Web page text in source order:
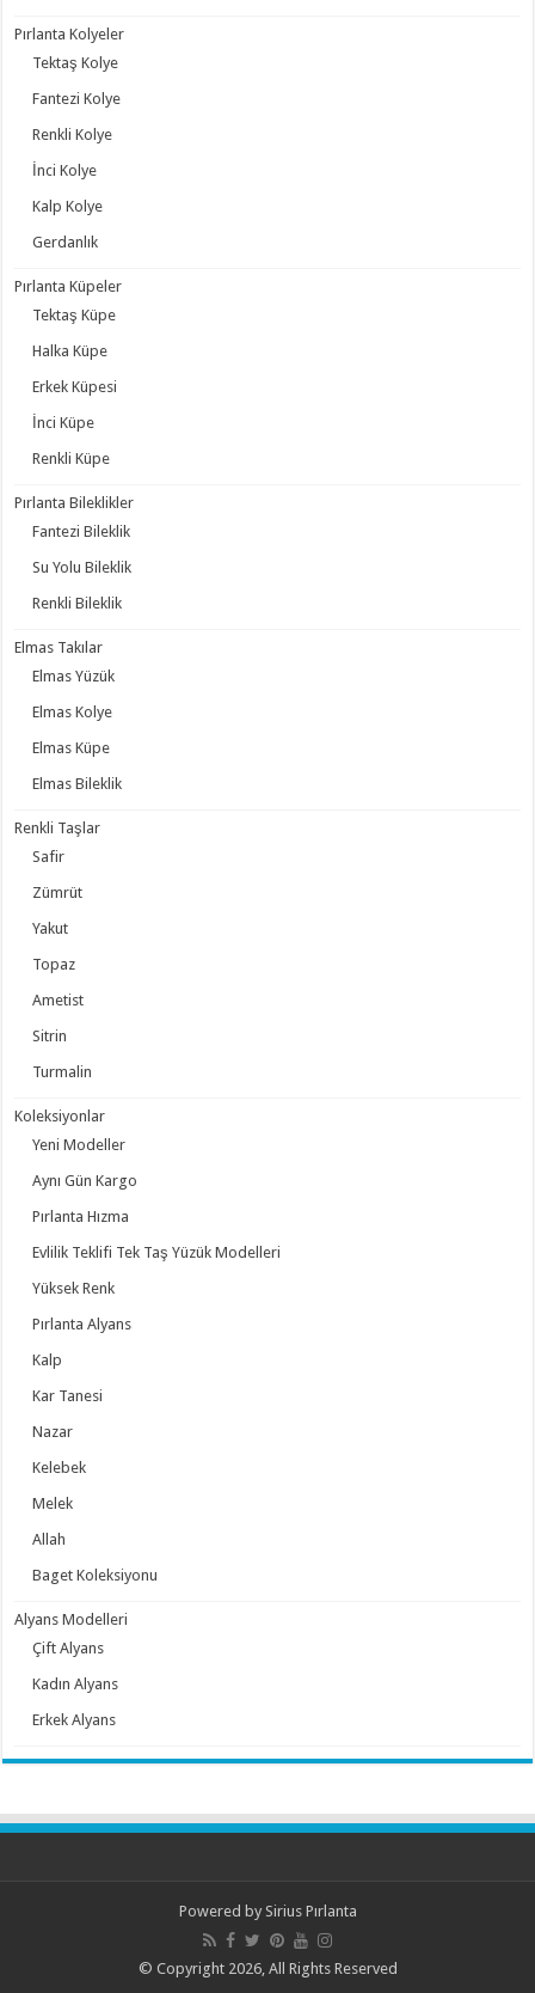
Pırlanta Kolyeler
Tektaş Kolye
Fantezi Kolye
Renkli Kolye
İnci Kolye
Kalp Kolye
Gerdanlık
Pırlanta Küpeler
Tektaş Küpe
Halka Küpe
Erkek Küpesi
İnci Küpe
Renkli Küpe
Pırlanta Bileklikler
Fantezi Bileklik
Su Yolu Bileklik
Renkli Bileklik
Elmas Takılar
Elmas Yüzük
Elmas Kolye
Elmas Küpe
Elmas Bileklik
Renkli Taşlar
Safir
Zümrüt
Yakut
Topaz
Ametist
Sitrin
Turmalin
Koleksiyonlar
Yeni Modeller
Aynı Gün Kargo
Pırlanta Hızma
Evlilik Teklifi Tek Taş Yüzük Modelleri
Yüksek Renk
Pırlanta Alyans
Kalp
Kar Tanesi
Nazar
Kelebek
Melek
Allah
Baget Koleksiyonu
Alyans Modelleri
Çift Alyans
Kadın Alyans
Erkek Alyans
Powered by Sirius Pırlanta
© Copyright 2026, All Rights Reserved